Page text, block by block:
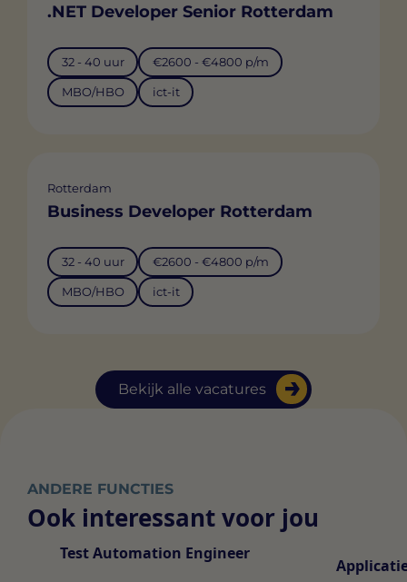
Bekijk alle vacatures
.NET Developer Senior Rotterdam
32 - 40 uur €2600 - €4800 p/m
MBO/HBO ict-it
Rotterdam
Business Developer Rotterdam
32 - 40 uur €2600 - €4800 p/m
MBO/HBO ict-it
ANDERE FUNCTIES
Ook interessant voor jou
Test Automation Engineer